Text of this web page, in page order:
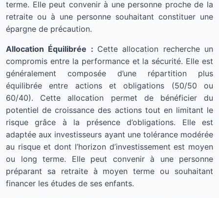
terme. Elle peut convenir à une personne proche de la
retraite ou à une personne souhaitant constituer une
épargne de précaution.
Allocation Équilibrée : Cette allocation recherche un
compromis entre la performance et la sécurité. Elle est
généralement composée d’une répartition plus
équilibrée entre actions et obligations (50/50 ou
60/40). Cette allocation permet de bénéficier du
potentiel de croissance des actions tout en limitant le
risque grâce à la présence d’obligations. Elle est
adaptée aux investisseurs ayant une tolérance modérée
au risque et dont l’horizon d’investissement est moyen
ou long terme. Elle peut convenir à une personne
préparant sa retraite à moyen terme ou souhaitant
financer les études de ses enfants.